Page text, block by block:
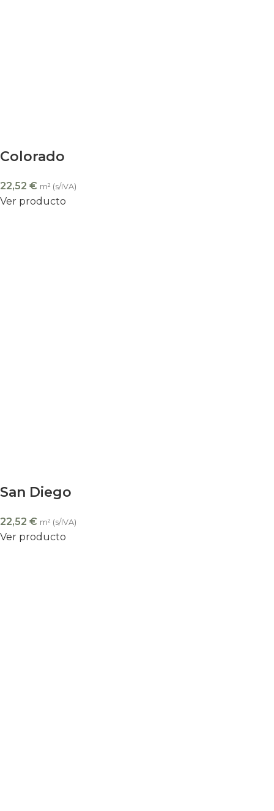
Colorado
22,52 € m² (s/IVA)
Ver producto
San Diego
22,52 € m² (s/IVA)
Ver producto